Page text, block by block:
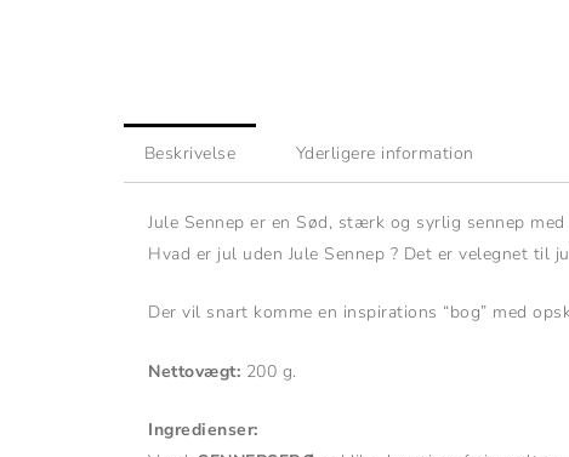
Beskrivelse Yderligere information
Jule Sennep er en Sød, stærk og syrlig sennep
Hvad er jul uden Jule Sennep ? Det er velegnet til
Der vil snart komme en inspirations “bog” med
Nettovægt: 200 g.
Ingredienser: